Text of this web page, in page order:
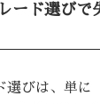
ード選びで
選びは、単に